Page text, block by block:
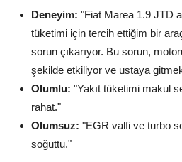
Deneyim: "Fiat Marea 1.9 JTD
tüketimi için tercih ettiğim bir
sorun çıkarıyor. Bu sorun,
şekilde etkiliyor ve ustaya
Olumlu: "Yakıt tüketimi makul
rahat."
Olumsuz: "EGR valfi ve turbo
soğuttu."